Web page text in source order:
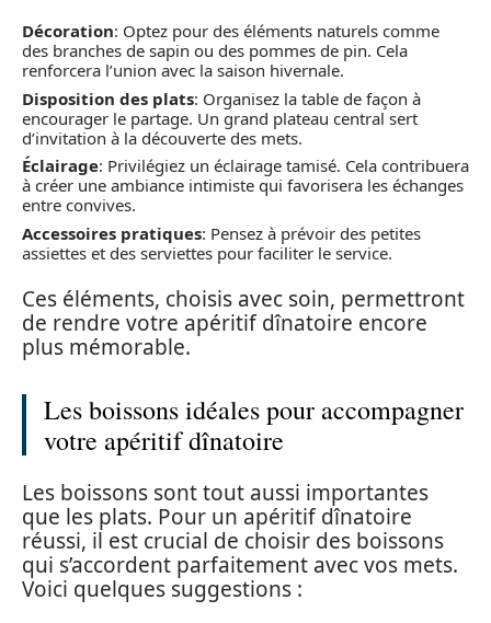
Décoration: Optez pour des éléments naturels comme
des branches de sapin ou des pommes de pin. Cela
renforcera l’union avec la saison hivernale.
Disposition des plats: Organisez la table de façon à
encourager le partage. Un grand plateau central sert
d’invitation à la découverte des mets.
Éclairage: Privilégiez un éclairage tamisé. Cela contribuera
à créer une ambiance intimiste qui favorisera les échanges
entre convives.
Accessoires pratiques: Pensez à prévoir des petites
assiettes et des serviettes pour faciliter le service.
Ces éléments, choisis avec soin, permettront
de rendre votre apéritif dînatoire encore
plus mémorable.
Les boissons idéales pour accompagner
votre apéritif dînatoire
Les boissons sont tout aussi importantes
que les plats. Pour un apéritif dînatoire
réussi, il est crucial de choisir des boissons
qui s’accordent parfaitement avec vos mets.
Voici quelques suggestions :